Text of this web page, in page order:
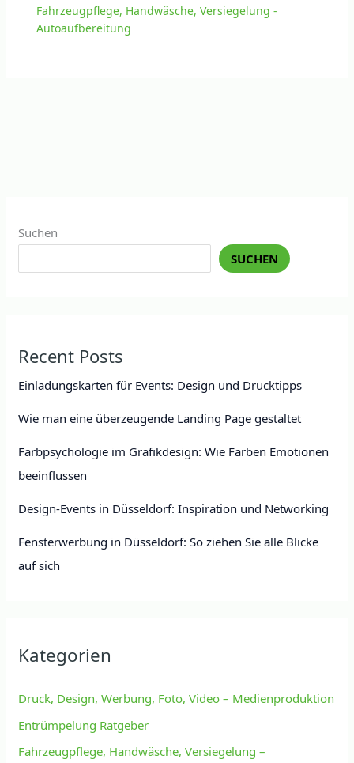
Fahrzeugpflege, Handwäsche, Versiegelung -
Autoaufbereitung
Suchen
SUCHEN
Recent Posts
Einladungskarten für Events: Design und Drucktipps
Wie man eine überzeugende Landing Page gestaltet
Farbpsychologie im Grafikdesign: Wie Farben Emotionen
beeinflussen
Design-Events in Düsseldorf: Inspiration und Networking
Fensterwerbung in Düsseldorf: So ziehen Sie alle Blicke
auf sich
Kategorien
Druck, Design, Werbung, Foto, Video – Medienproduktion
Entrümpelung Ratgeber
Fahrzeugpflege, Handwäsche, Versiegelung –